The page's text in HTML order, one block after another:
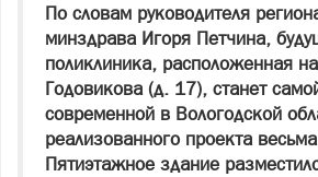
По словам руководителя
минздрава Игоря Петчина,
поликлиника, расположенная
Годовикова (д. 17), станет
современной в Вологодской
реализованного проекта
Пятиэтажное здание